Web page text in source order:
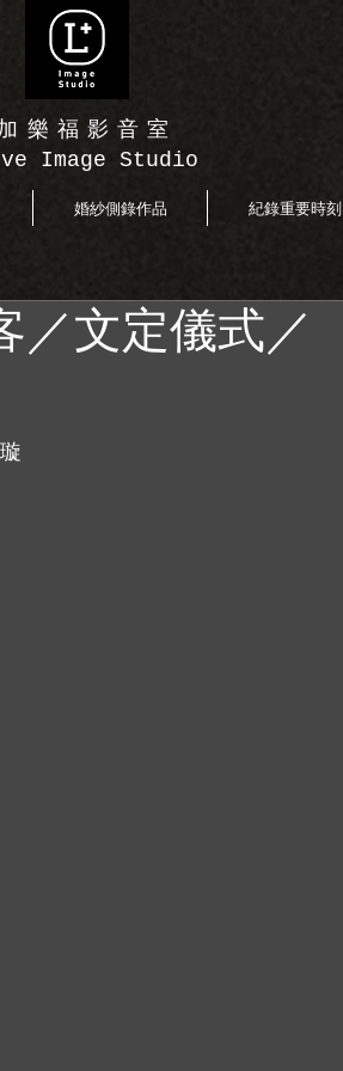
樂福影音室
Image Studio
婚紗側錄作品 紀錄重要時刻
／文定儀式／